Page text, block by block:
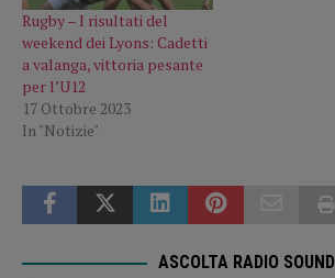
Rugby – I risultati del
weekend dei Lyons: Cadetti
a valanga, vittoria pesante
per l’U12
17 Ottobre 2023
In "Notizie"
ASCOLTA RADIO SOUND